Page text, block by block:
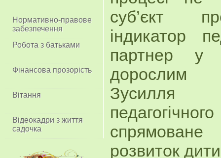
Нормативно-правове
забезпечення
Робота з батьками
Фінансова прозорість
Вітання
Відеокадри з життя
садочка
суб’єкт
індикатор
партнер у
дорослим
Зусилля
розвиток